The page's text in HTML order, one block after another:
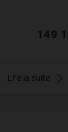
149
Lire la suite